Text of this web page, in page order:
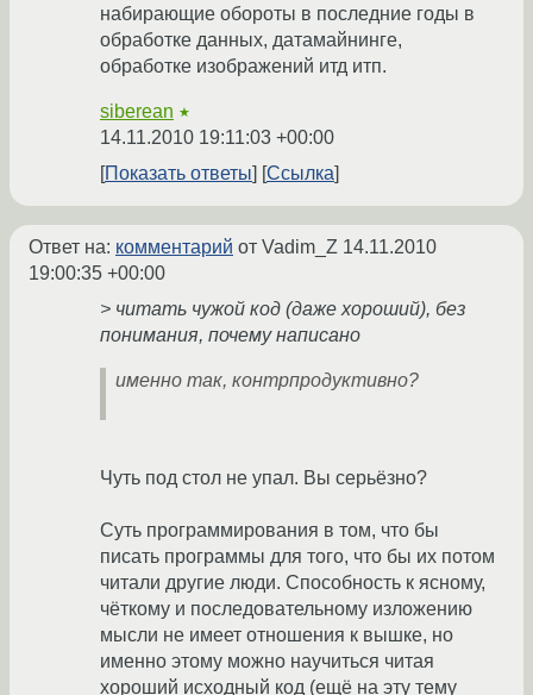
набирающие обороты в последние годы в
обработке данных, датамайнинге,
обработке изображений итд итп.
siberean ★
14.11.2010 19:11:03 +00:00
Показать ответы
Ссылка
Ответ на: комментарий от Vadim_Z 14.11.2010
19:00:35 +00:00
> читать чужой код (даже хороший), без
понимания, почему написано
именно так, контрпродуктивно?
Чуть под стол не упал. Вы серьёзно?
Суть программирования в том, что бы
писать программы для того, что бы их потом
читали другие люди. Способность к ясному,
чёткому и последовательному изложению
мысли не имеет отношения к вышке, но
именно этому можно научиться читая
хороший исходный код (ещё на эту тему